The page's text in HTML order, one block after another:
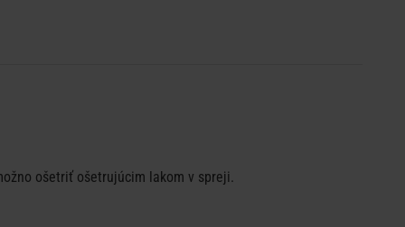
ošetriť ošetrujúcim lakom v spreji.